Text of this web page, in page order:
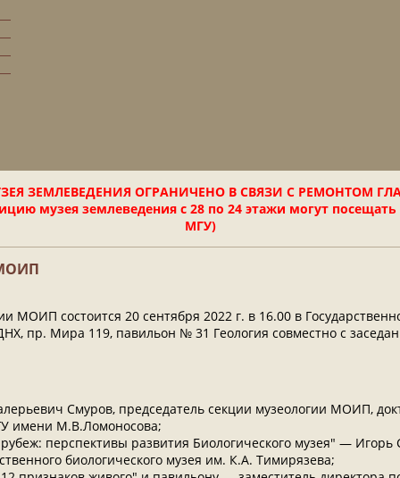
ЗЕМЛЕВЕДЕНИЯ ОГРАНИЧЕНО В СВЯЗИ С РЕМОНТОМ
музея землеведения с 28 по 24 этажи могут
МГУ)
МОИП состоится 20 сентября 2022 г. в 16.00 в
пр. Мира 119, павильон № 31 Геология совместно с
Смуров, председатель секции музеологии МОИП,
имени М.В.Ломоносова;
перспективы развития Биологического музея" — Игорь
биологического музея им. К.А. Тимирязева;